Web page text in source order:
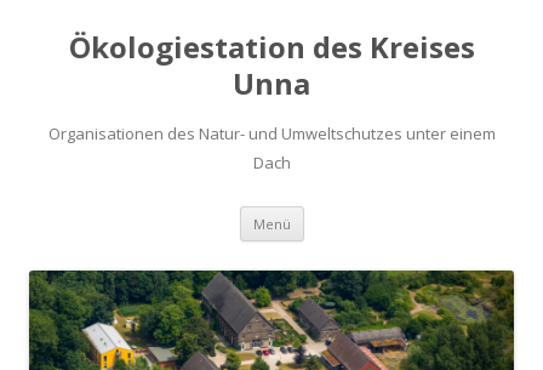
Ökologiestation des Kreises
Unna
Organisationen des Natur- und Umweltschutzes unter einem
Dach
Menü Zum
springen